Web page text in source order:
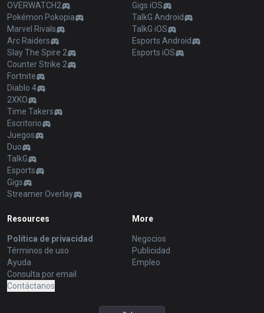
OVERWATCH2
Pokémon Pokopia
Marvel Rivals
Arc Raiders
Slay The Spire 2
Counter Strike 2
Fortnite
Diablo 4
2XKO
Time Takers
Escritorio
Juegos
Duo
TalkG
Esports
Gigs
Streamer Overlay
Gigs iOS
TalkG Android
TalkG iOS
Esports Android
Esports iOS
Resources
Política de privacidad
Términos de uso
Ayuda
Consulta por email
Contáctanos
More
Negocios
Publicidad
Empleo